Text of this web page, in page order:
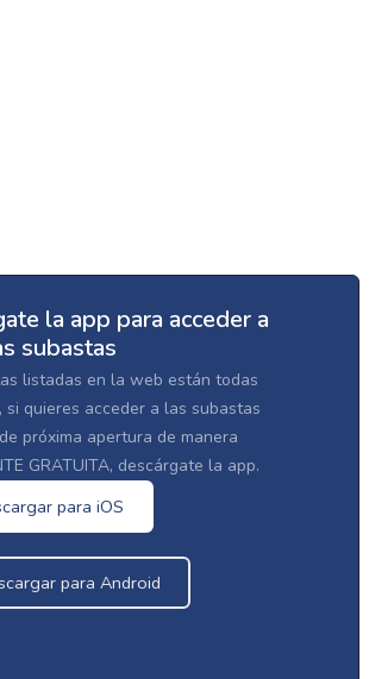
la app para acceder a
subastas
listadas en la web están todas
si quieres acceder a las subastas
próxima apertura de manera
GRATUITA, descárgate la app.
para iOS
para Android